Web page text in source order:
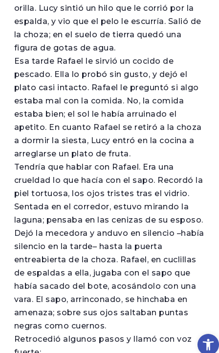
orilla. Lucy sintió un hilo que le corrió por la
espalda, y vio que el pelo le escurría. Salió de
la choza; en el suelo de tierra quedó una
figura de gotas de agua.
Esa tarde Rafael le sirvió un cocido de
pescado. Ella lo probó sin gusto, y dejó el
plato casi intacto. Rafael le preguntó si algo
estaba mal con la comida. No, la comida
estaba bien; el sol le había arruinado el
apetito. En cuanto Rafael se retiró a la choza
a dormir la siesta, Lucy entró en la cocina a
arreglarse un plato de fruta.
Tendría que hablar con Rafael. Era una
crueldad lo que hacía con el sapo. Recordó la
piel tortuosa, los ojos tristes tras el vidrio.
Sentada en el corredor, estuvo mirando la
laguna; pensaba en las cenizas de su esposo.
Dejó la mecedora y anduvo en silencio –había
silencio en la tarde– hasta la puerta
entreabierta de la choza. Rafael, en cuclillas
de espaldas a ella, jugaba con el sapo que
había sacado del bote, acosándolo con una
vara. El sapo, arrinconado, se hinchaba en
amenaza; sobre sus ojos saltaban puntas
negras como cuernos.
Retrocedió algunos pasos y llamó con voz